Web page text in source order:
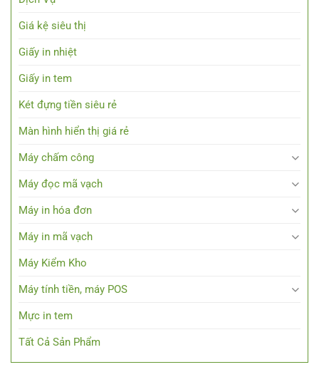
Giá kệ siêu thị
Giấy in nhiệt
Giấy in tem
Két đựng tiền siêu rẻ
Màn hình hiển thị giá rẻ
Máy chấm công
Máy đọc mã vạch
Máy in hóa đơn
Máy in mã vạch
Máy Kiểm Kho
Máy tính tiền, máy POS
Mực in tem
Tất Cả Sản Phẩm